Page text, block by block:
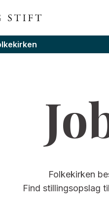
Folkekirken
Find stillingsopslag